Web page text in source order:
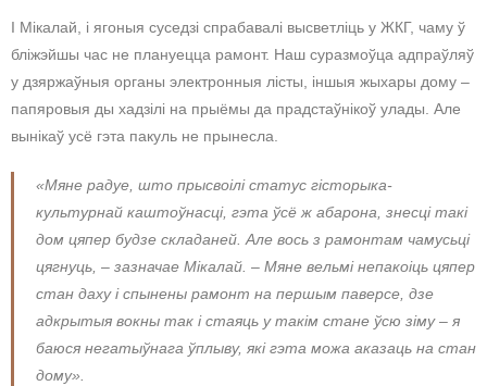
І Мікалай, і ягоныя суседзі спрабавалі высветліць у ЖКГ, чаму ў
бліжэйшы час не плануецца рамонт. Наш суразмоўца адпраўляў
у дзяржаўныя органы электронныя лісты, іншыя жыхары дому –
папяровыя ды хадзілі на прыёмы да прадстаўнікоў улады. Але
вынікаў усё гэта пакуль не прынесла.
«Мяне радуе, што прысвоілі статус гісторыка-
культурнай каштоўнасці, гэта ўсё ж абарона, знесці такі
дом цяпер будзе складаней. Але вось з рамонтам чамусьці
цягнуць, – зазначае Мікалай. – Мяне вельмі непакоіць цяпер
стан даху і спынены рамонт на першым паверсе, дзе
адкрытыя вокны так і стаяць у такім стане ўсю зіму – я
баюся негатыўнага ўплыву, які гэта можа аказаць на стан
дому».